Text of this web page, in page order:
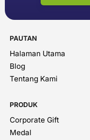
PAUTAN
Halaman Utama
Blog
Tentang Kami
PRODUK
Corporate Gift
Medal